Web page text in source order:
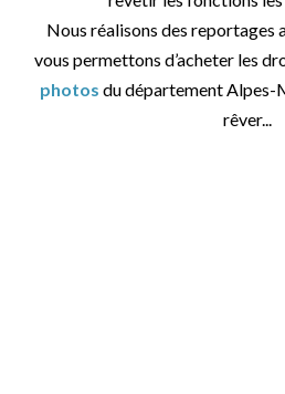
Nous réalisons des reportages
vous permettons d’acheter les
photos du département
rêver...